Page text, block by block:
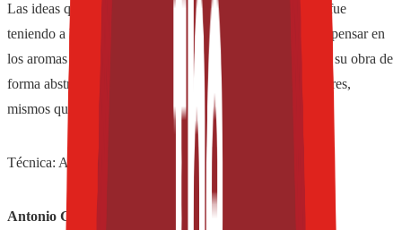
Las ideas que el artista contemporáneo Antonio de Jesús fue
teniendo a la hora de visualizar su obra lo encaminaron a pensar en
los aromas de México, los cuales fueron representados en su obra de
forma abstracta y mediante una amplia diversidad de colores,
mismos que transmiten vida y alegría.
Técnica: Acrílico sobre madera.
Antonio Gritón: El sexto sentido.